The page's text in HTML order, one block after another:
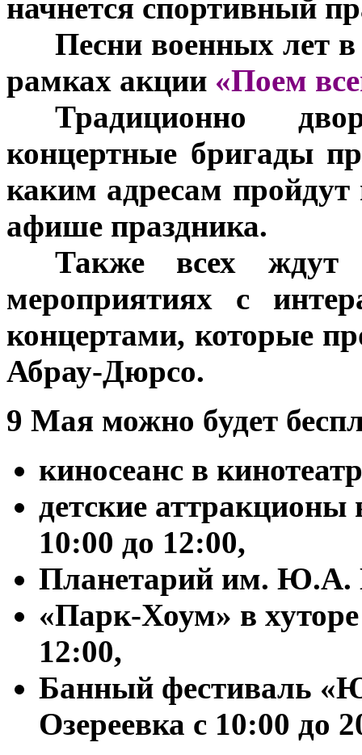
начнется спортивный
Песни военных лет
рамках акции «Поем
Традиционно
концертные бригады
каким адресам
афише праздника.
Также всех ждут
мероприятиях с
концертами, которые
Абрау-Дюрсо.
9 Мая можно будет
киносеанс в
детские
10:00 до 12:00,
Планетарий им. Ю.А.
«Парк-Хоум» в
12:00,
Банный фестиваль
Озереевка с 10:00 до